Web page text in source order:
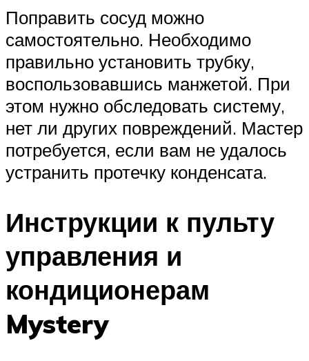
Поправить сосуд можно
самостоятельно. Необходимо
правильно установить трубку,
воспользовавшись манжетой. При
этом нужно обследовать систему,
нет ли других повреждений. Мастер
потребуется, если вам не удалось
устранить протечку конденсата.
Инструкции к пульту
управления и
кондиционерам
Mystery